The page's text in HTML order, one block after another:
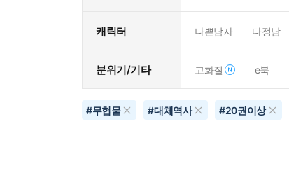
캐릭터 나쁜남자 다정남
분위기/기타 고화질 e북
#무협물 #대체역사 #20권이상